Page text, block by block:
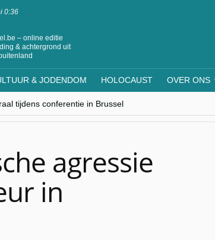
0:36
– online editie
& achtergrond uit
& JODENDOM HOLOCAUST OVER ONS
tijdens conferentie in Brussel
begrijpt”, Jinnih Beels (Vooruit)
Europa
agressie
in